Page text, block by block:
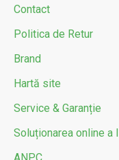
Contact
Politica de Retur
Brand
Hartă site
Service & Garanție
Soluționarea online a